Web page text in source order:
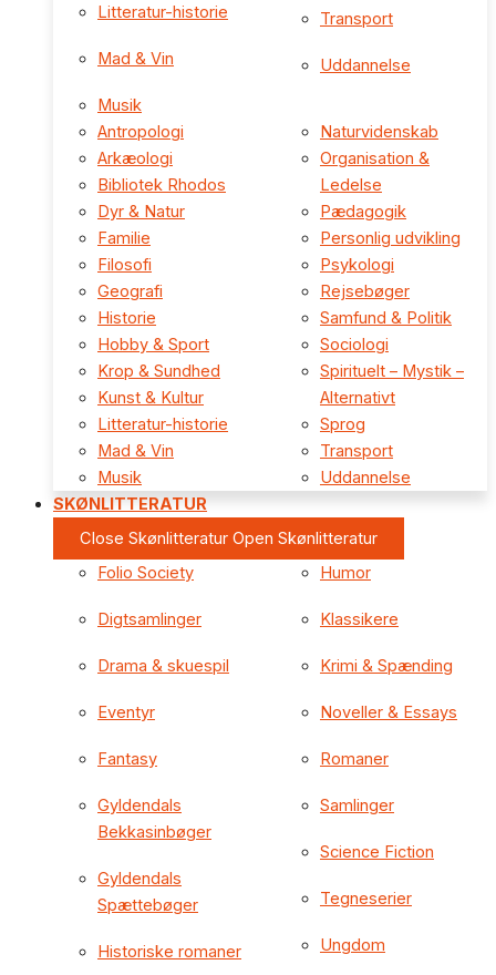
Litteratur-historie
Mad & Vin
Musik
Transport
Uddannelse
Antropologi
Arkæologi
Bibliotek Rhodos
Dyr & Natur
Familie
Filosofi
Geografi
Historie
Hobby & Sport
Krop & Sundhed
Kunst & Kultur
Litteratur-historie
Mad & Vin
Musik
Naturvidenskab
Organisation &
Ledelse
Pædagogik
Personlig udvikling
Psykologi
Rejsebøger
Samfund & Politik
Sociologi
Spirituelt – Mystik –
Alternativt
Sprog
Transport
Uddannelse
SKØNLITTERATUR
Close Skønlitteratur Open Skønlitteratur
Folio Society
Digtsamlinger
Drama & skuespil
Eventyr
Fantasy
Gyldendals
Bekkasinbøger
Gyldendals
Spættebøger
Historiske romaner
Humor
Klassikere
Krimi & Spænding
Noveller & Essays
Romaner
Samlinger
Science Fiction
Tegneserier
Ungdom